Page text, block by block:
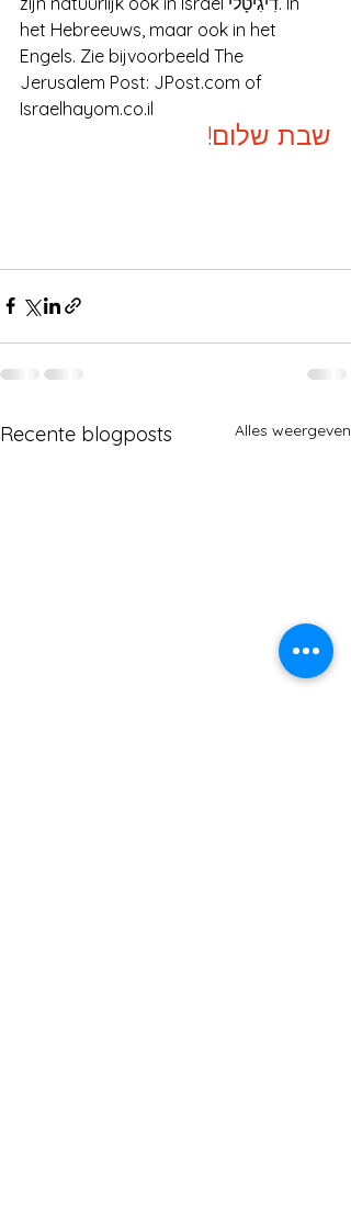
het Hebreeuws, maar ook in het
Engels. Zie bijvoorbeeld The
Jerusalem Post: JPost.com of
Israelhayom.co.il
שבת שלום!
Recente blogposts Alles weergeven